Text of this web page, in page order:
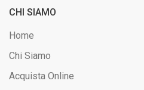
CHI SIAMO
Home
Chi Siamo
Acquista Online